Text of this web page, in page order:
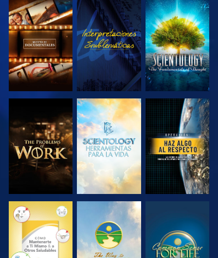
EXPLORA LAS
SERIES
VE
EXPLORA LAS
SERIES
EXPLORA LAS
SERIES
EXPLORA LAS
SERIES
VE
VE VE VE